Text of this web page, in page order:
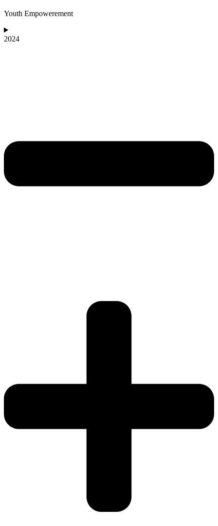
Youth Empowerement
2024